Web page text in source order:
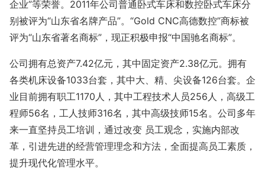
企业”等荣誉。2011年公司普通卧式车床和数控卧式车床分
别被评为“山东省名牌产品”。“Gold CNC高德数控”商标被
评为“山东省著名商标”，现正积极申报“中国驰名商标”。
公司拥有总资产7.42亿元，其中固定资产2.38亿元。拥有
各类机床设备1033台套，其中大、精、尖设备126台套。企
业目前拥有职工1170人，其中工程技术人员256人，高级工
程师56名，工人技师316名，其中高级技师15名。公司多年
来一直坚持员工培训，通过改变 员工观念，实施内部改
革，引进先进的经营管理理念和方法，全面提高员工素质，
提升现代化管理水平。